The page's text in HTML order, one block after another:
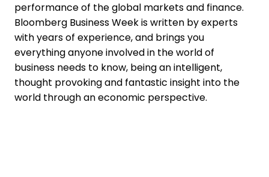
performance of the global markets and finance.
Bloomberg Business Week is written by experts
with years of experience, and brings you
everything anyone involved in the world of
business needs to know, being an intelligent,
thought provoking and fantastic insight into the
world through an economic perspective.